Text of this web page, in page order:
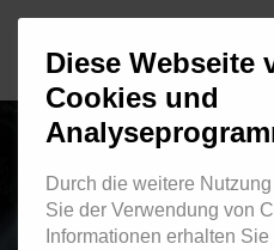
RINGFITTING
Diese Webseite
Cookies und
Durch die weitere
Sie der Verwendung von
Informationen erhalten